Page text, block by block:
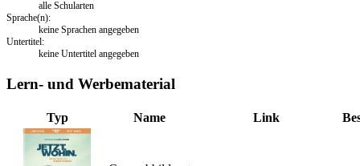
alle Schularten
Sprache(n):
keine Sprachen angegeben
Untertitel:
keine Untertitel angegeben
Lern- und Werbematerial
Typ Name Link